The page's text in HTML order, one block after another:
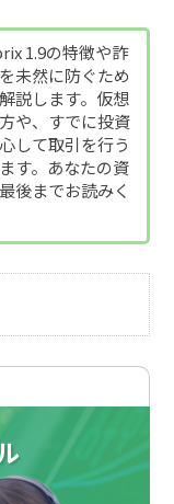
1.9の特徴や詐
未然に防ぐため
説します。仮想
や、すでに投資
して取引を行う
す。あなたの資
後までお読みく